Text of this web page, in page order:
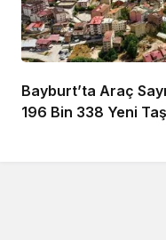
Bayburt’ta Araç
196 Bin 338 Yeni